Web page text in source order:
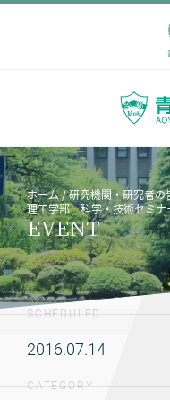
ホーム
研究機関・研究者の
理工学部 科学・技術セミ
EVENT
SCHEDULED
2016.07.14
CATEGORY